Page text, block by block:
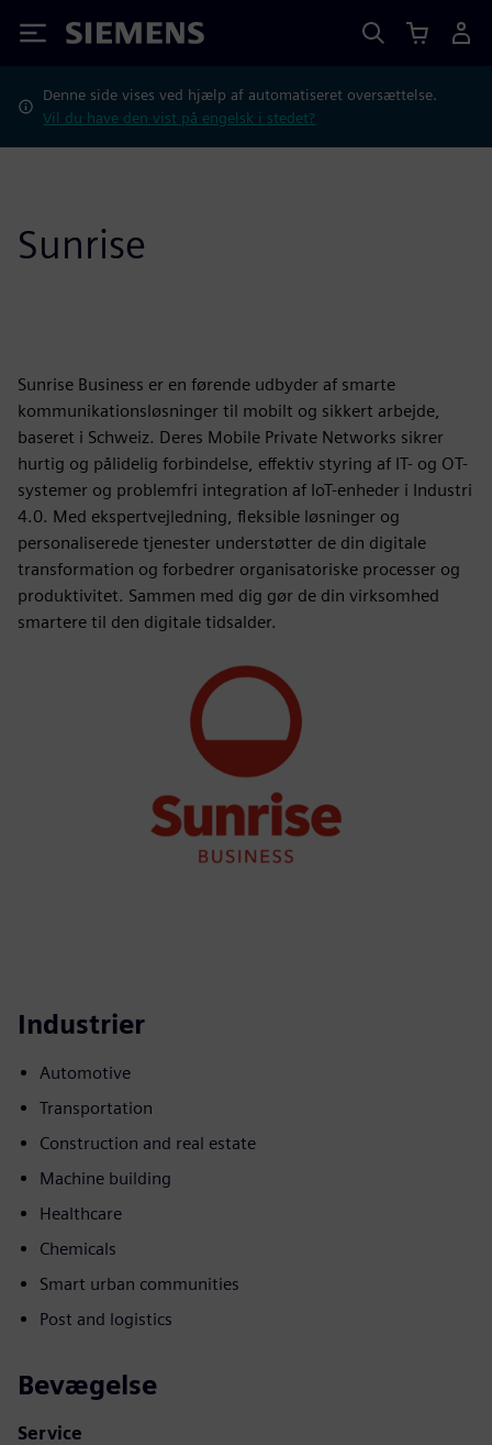
Siemens
Denne side vises ved hjælp af automatiseret oversættelse.
Vil du have den vist på engelsk i stedet?
Sunrise
Sunrise Business er en førende udbyder af smarte
kommunikationsløsninger til mobilt og sikkert arbejde,
baseret i Schweiz. Deres Mobile Private Networks sikrer
hurtig og pålidelig forbindelse, effektiv styring af IT- og OT-
systemer og problemfri integration af IoT-enheder i Industri
4.0. Med ekspertvejledning, fleksible løsninger og
personaliserede tjenester understøtter de din digitale
transformation og forbedrer organisatoriske processer og
produktivitet. Sammen med dig gør de din virksomhed
smartere til den digitale tidsalder.
Industrier
Automotive
Transportation
Construction and real estate
Machine building
Healthcare
Chemicals
Smart urban communities
Post and logistics
Bevægelse
Service